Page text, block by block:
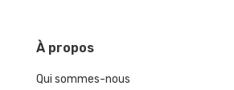
Àpropos
Qui sommes-nous